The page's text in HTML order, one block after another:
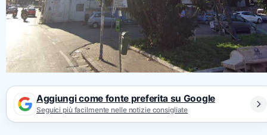
Aggiungi come fonte preferita su Google
Seguici più facilmente nelle notizie consigliate